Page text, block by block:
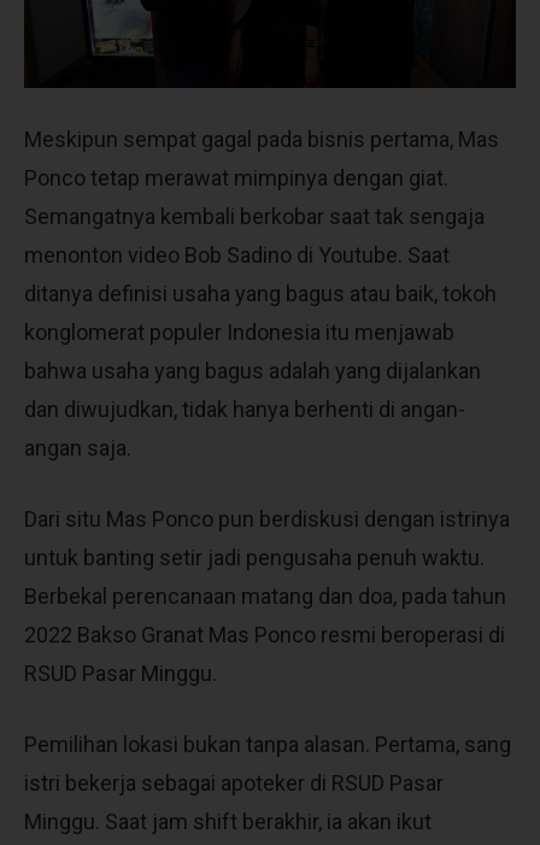
Meskipun sempat gagal pada bisnis pertama, Mas
Ponco tetap merawat mimpinya dengan giat.
Semangatnya kembali berkobar saat tak sengaja
menonton video Bob Sadino di Youtube. Saat
ditanya definisi usaha yang bagus atau baik, tokoh
konglomerat populer Indonesia itu menjawab
bahwa usaha yang bagus adalah yang dijalankan
dan diwujudkan, tidak hanya berhenti di angan-
angan saja.
Dari situ Mas Ponco pun berdiskusi dengan istrinya
untuk banting setir jadi pengusaha penuh waktu.
Berbekal perencanaan matang dan doa, pada tahun
2022 Bakso Granat Mas Ponco resmi beroperasi di
RSUD Pasar Minggu.
Pemilihan lokasi bukan tanpa alasan. Pertama, sang
istri bekerja sebagai apoteker di RSUD Pasar
Minggu. Saat jam shift berakhir, ia akan ikut